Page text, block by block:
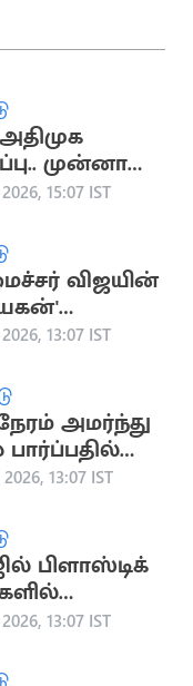
முன்னாள்
ராஜேந்திர
15:07 IST
விஜயின்
13:07 IST
அமர்ந்து
13:07 IST
பிளாஸ்டிக்
வைத்து
13:07 IST